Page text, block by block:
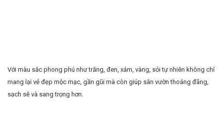
Với màu sắc phong phú như trắng, đen, xám, vàng, sỏi tự nhiên không chỉ
mang lại vẻ đẹp mộc mạc, gần gũi mà còn giúp sân vườn thoáng đãng,
sạch sẽ và sang trọng hơn.